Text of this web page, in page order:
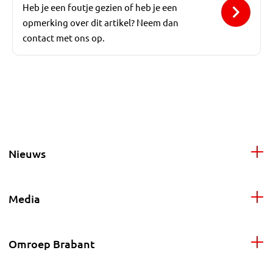
Heb je een foutje gezien of heb je een
opmerking over dit artikel? Neem dan
contact met ons op.
Nieuws
Media
Omroep Brabant